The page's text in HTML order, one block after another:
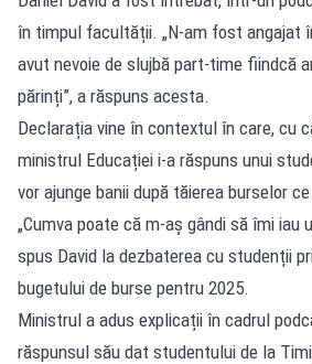
în timpul facultății. „N-am fost angajat
avut nevoie de slujbă part-time fiindcă
părinți”, a răspuns acesta.
Declarația vine în contextul în care, cu
ministrul Educației i-a răspuns unui
vor ajunge banii după tăierea burselor
„Cumva poate că m-aș gândi să îmi iau
spus David la dezbaterea cu studenții
bugetului de burse pentru 2025.
Ministrul a adus explicații în cadrul
răspunsul său dat studentului de la